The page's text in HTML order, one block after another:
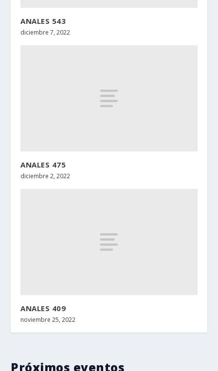
ANALES 543
diciembre 7, 2022
ANALES 475
diciembre 2, 2022
ANALES 409
noviembre 25, 2022
Próximos eventos